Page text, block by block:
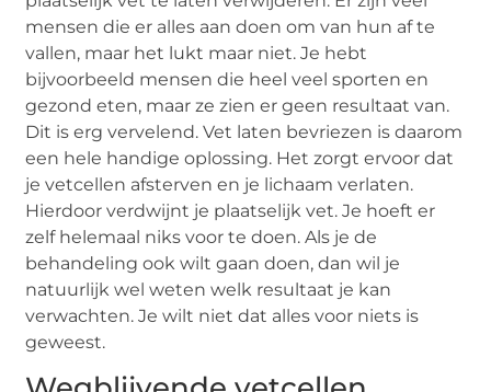
mensen die er alles aan doen om van hun af te
vallen, maar het lukt maar niet. Je hebt
bijvoorbeeld mensen die heel veel sporten en
gezond eten, maar ze zien er geen resultaat van.
Dit is erg vervelend. Vet laten bevriezen is daarom
een hele handige oplossing. Het zorgt ervoor dat
je vetcellen afsterven en je lichaam verlaten.
Hierdoor verdwijnt je plaatselijk vet. Je hoeft er
zelf helemaal niks voor te doen. Als je de
behandeling ook wilt gaan doen, dan wil je
natuurlijk wel weten welk resultaat je kan
verwachten. Je wilt niet dat alles voor niets is
geweest.